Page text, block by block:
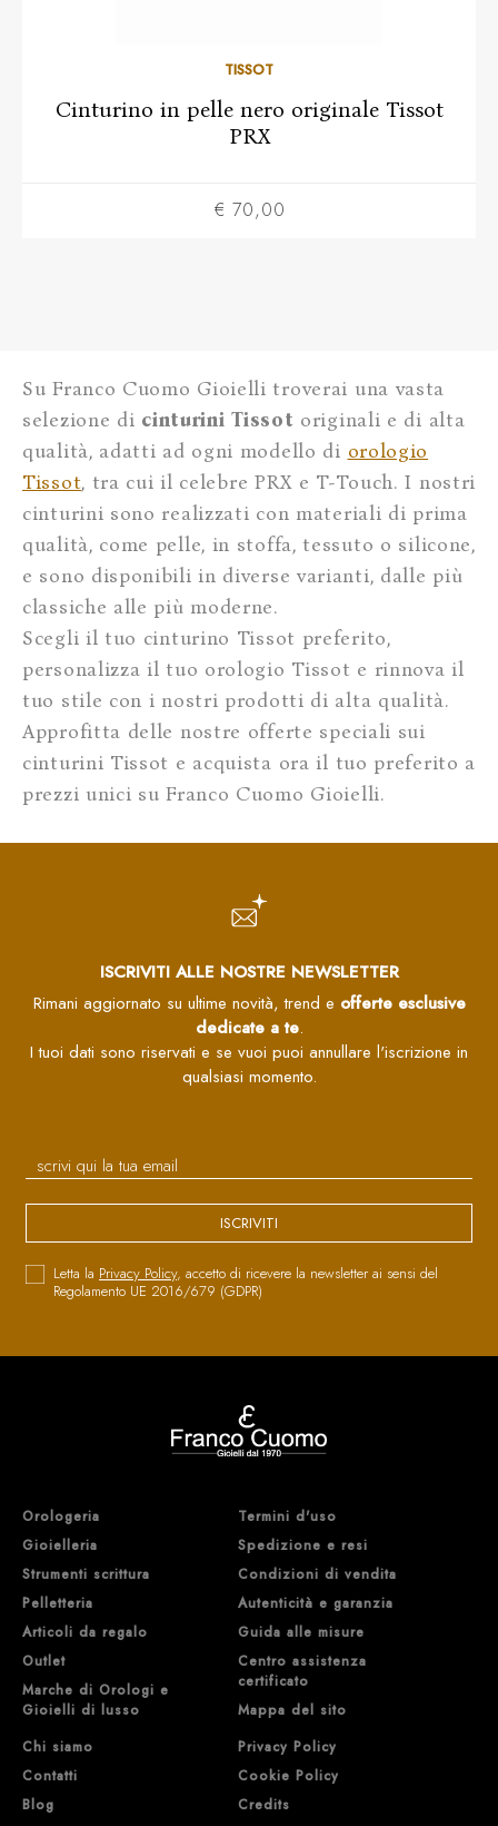
TISSOT
Cinturino in pelle nero originale Tissot
PRX
€ 70,00
Su Franco Cuomo Gioielli troverai una vasta
selezione di cinturini Tissot originali e di alta
qualità, adatti ad ogni modello di orologio
Tissot, tra cui il celebre PRX e T-Touch. I nostri
cinturini sono realizzati con materiali di prima
qualità, come pelle, in stoffa, tessuto o silicone,
e sono disponibili in diverse varianti, dalle più
classiche alle più moderne.
Scegli il tuo cinturino Tissot preferito,
personalizza il tuo orologio Tissot e rinnova il
tuo stile con i nostri prodotti di alta qualità.
Approfitta delle nostre offerte speciali sui
cinturini Tissot e acquista ora il tuo preferito a
prezzi unici su Franco Cuomo Gioielli.
ISCRIVITI ALLE NOSTRE NEWSLETTER
Rimani aggiornato su ultime novità, trend e offerte esclusive
dedicate a te.
I tuoi dati sono riservati e se vuoi puoi annullare l'iscrizione in
qualsiasi momento.
ISCRIVITI
Letta la Privacy Policy, accetto di ricevere la newsletter ai sensi del
Regolamento UE 2016/679 (GDPR)
Orologeria
Gioielleria
Strumenti scrittura
Pelletteria
Articoli da regalo
Outlet
Marche di Orologi e
Gioielli di lusso
Chi siamo
Contatti
Blog
Termini d'uso
Spedizione e resi
Condizioni di vendita
Autenticità e garanzia
Guida alle misure
Centro assistenza
certificato
Mappa del sito
Privacy Policy
Cookie Policy
Credits